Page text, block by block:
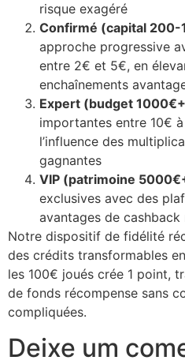
Panel
Panel
Panel
Panel
panel
panel
panel
giriş
per sale
risque exagéré
Confirmé (capital
approche progressive
entre 2€ et 5€, en
enchaînements
Expert (budget
importantes entre 10€
l’influence des
gagnantes
VIP (patrimoine
exclusives avec des
avantages de cashback
Notre dispositif de fidélité
des crédits transformables
les 100€ joués crée 1 point,
de fonds récompense sans
compliquées.
Deixe um